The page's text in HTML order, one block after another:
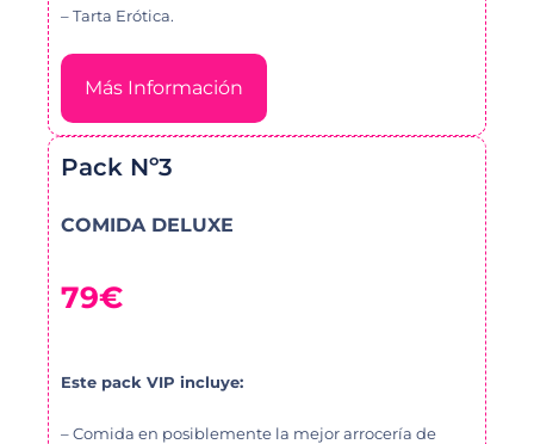
– Tarta Erótica.
Más Información
Pack Nº3
COMIDA DELUXE
79€
Este pack VIP incluye:
– Comida en posiblemente la mejor arrocería de